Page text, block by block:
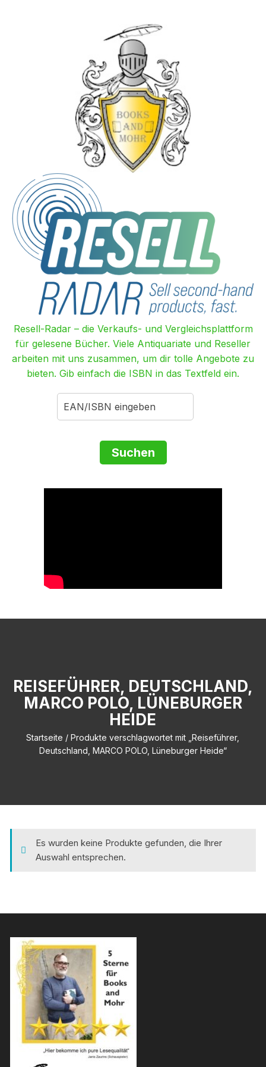
Resell-Radar – die Verkaufs- und Vergleichsplattform
für gelesene Bücher. Viele Antiquariate und Reseller
arbeiten mit uns zusammen, um dir tolle Angebote zu
bieten. Gib einfach die ISBN in das Textfeld ein.
REISEFÜHRER, DEUTSCHLAND,
MARCO POLO, LÜNEBURGER
HEIDE
Startseite / Produkte verschlagwortet mit „Reiseführer,
Deutschland, MARCO POLO, Lüneburger Heide“
Es wurden keine Produkte gefunden, die Ihrer
Auswahl entsprechen.